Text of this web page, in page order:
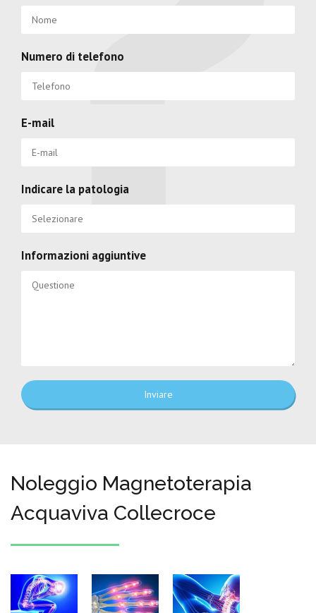
Numero di telefono
E-mail
Indicare la patologia
Informazioni aggiuntive
Inviare
Noleggio Magnetoterapia
Acquaviva Collecroce